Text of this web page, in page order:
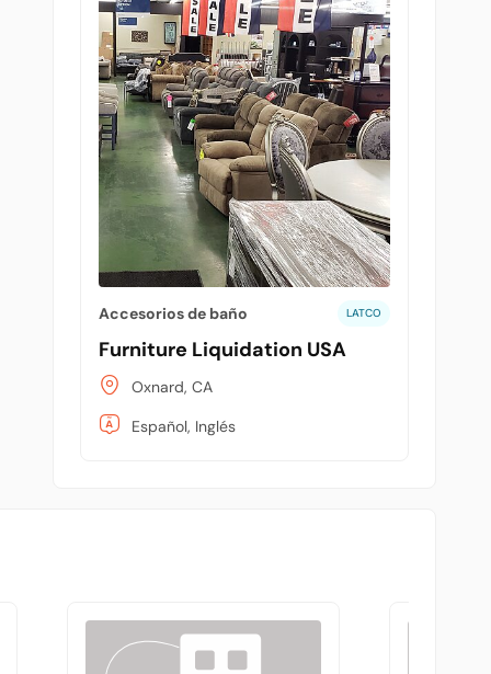
Accesorios de baño LATCO
Furniture Liquidation USA
Oxnard, CA
Español, Inglés